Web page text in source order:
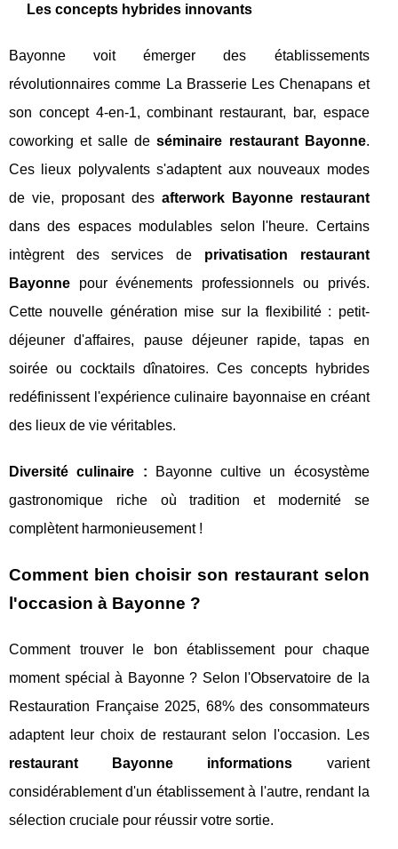
Les concepts hybrides innovants
Bayonne voit émerger des établissements
révolutionnaires comme La Brasserie Les Chenapans et
son concept 4-en-1, combinant restaurant, bar, espace
coworking et salle deséminaire restaurant Bayonne.
Ces lieux polyvalents s'adaptent aux nouveaux modes
de vie, proposant des afterwork Bayonne restaurant
dans des espaces modulables selon l'heure. Certains
intègrent des services de privatisation restaurant
Bayonne pour événements professionnels ou privés.
Cette nouvelle génération mise sur la flexibilité : petit-
déjeuner d'affaires, pause déjeuner rapide, tapas en
soirée ou cocktails dînatoires. Ces concepts hybrides
redéfinissent l'expérience culinaire bayonnaise en créant
des lieux de vie véritables.
Diversité culinaire : Bayonne cultive un écosystème
gastronomique riche où tradition et modernité se
complètent harmonieusement !
Comment bien choisir son restaurant selon
l'occasion à Bayonne ?
Comment trouver le bon établissement pour chaque
moment spécial à Bayonne ? Selon l'Observatoire de la
Restauration Française 2025, 68% des consommateurs
adaptent leur choix de restaurant selon l'occasion. Les
restaurant Bayonne informations varient
considérablement d'un établissement à l'autre, rendant la
sélection cruciale pour réussir votre sortie.